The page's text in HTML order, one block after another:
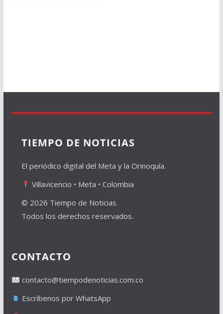
TIEMPO DE NOTICIAS
El periódico digital del Meta y la Orinoquía.
Villavicencio • Meta • Colombia
© 2026 Tiempo de Noticias
Todos los derechos reservados.
CONTACTO
contacto@tiempodenoticias.com.co
Escríbenos por WhatsApp